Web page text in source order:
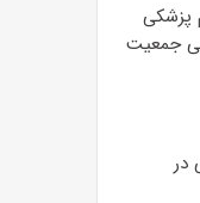
پزشکی
جمعیت
در